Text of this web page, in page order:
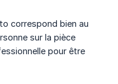
correspond bien au
sur la pièce
pour être